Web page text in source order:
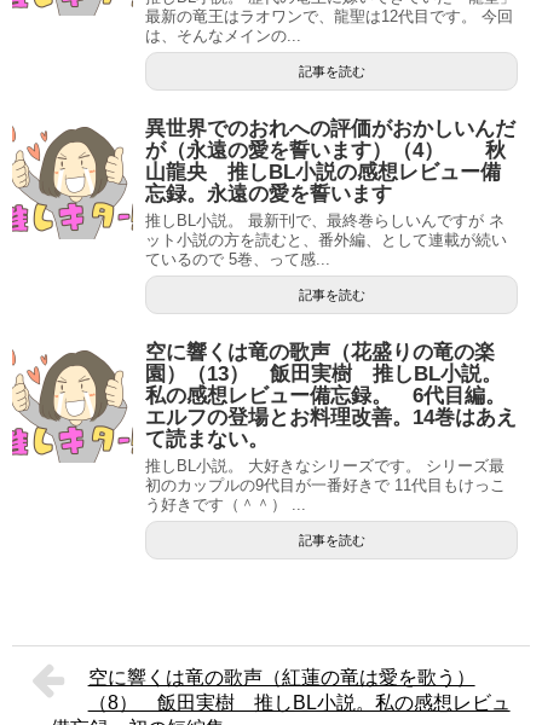
最新の竜王はラオワンで、龍聖は12代目です。 今回
は、そんなメインの...
記事を読む
異世界でのおれへの評価がおかしいんだ
が（永遠の愛を誓います）（4） 秋
山龍央 推しBL小説の感想レビュー備
忘録。永遠の愛を誓います
推しBL小説。 最新刊で、最終巻らしいんですが ネ
ット小説の方を読むと、番外編、として連載が続い
ているので 5巻、って感...
記事を読む
空に響くは竜の歌声（花盛りの竜の楽
園）（13） 飯田実樹 推しBL小説。
私の感想レビュー備忘録。 6代目編。
エルフの登場とお料理改善。14巻はあえ
て読まない。
推しBL小説。 大好きなシリーズです。 シリーズ最
初のカップルの9代目が一番好きで 11代目もけっこ
う好きです（＾＾） ...
記事を読む
空に響くは竜の歌声（紅蓮の竜は愛を歌う）
（8） 飯田実樹 推しBL小説。私の感想レビュ